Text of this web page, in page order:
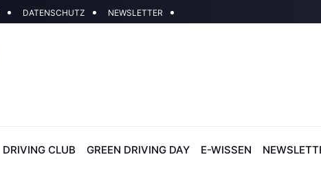
DATENSCHUTZ NEWSLETTER
DRIVING CLUB GREEN DRIVING DAY E-WISSEN